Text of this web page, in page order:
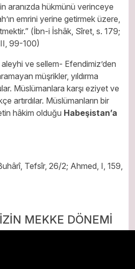
aranızda hükmünü verinceye
emrini yerine getirmek üzere,
(İbn-i İshâk, Sîret, s. 179;
99-100)
ve sellem- Efendimiz’den
müşrikler, yıldırma
Müslümanlara karşı eziyet ve
artırdılar. Müslümanların bir
hâkim olduğu Habeşistan’a
Tefsîr, 26/2; Ahmed, I, 159,
MEKKE DÖNEMİ